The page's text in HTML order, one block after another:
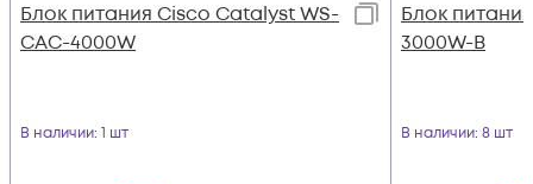
Блок питания Cisco Catalyst WS-
CAC-4000W
В наличии: 1 шт
Блок
3000W-B
В наличии: 8 шт